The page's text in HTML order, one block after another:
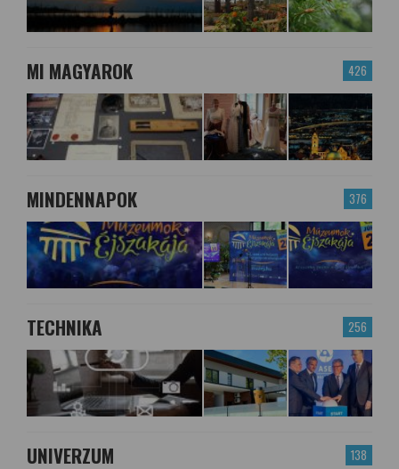
426
MI MAGYAROK
376
MINDENNAPOK
256
TECHNIKA
138
UNIVERZUM